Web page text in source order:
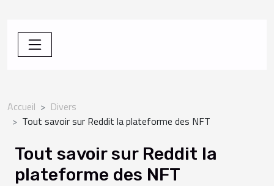
Accueil
Divers
Tout savoir sur Reddit la plateforme des NFT
Tout savoir sur Reddit la
plateforme des NFT